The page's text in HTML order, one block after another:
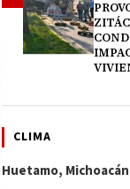
CLIMA
Huetamo,